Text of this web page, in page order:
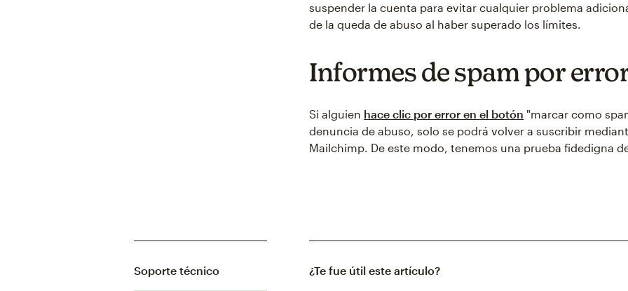
suspender la cuenta para evitar cualquier problema
de la queda de abuso al haber superado los límites.
Informes de spam por
Si alguien hace clic por error en el botón "marcar como
denuncia de abuso, solo se podrá volver a suscribir
Mailchimp. De este modo, tenemos una prueba fidedigna
Soporte técnico ¿Te fue útil este artículo?